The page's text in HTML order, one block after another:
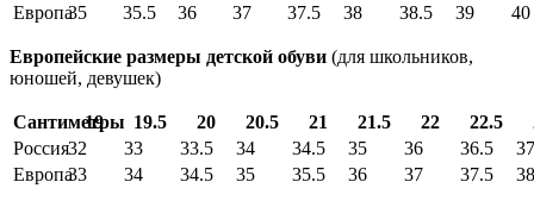
Европа35 35.5 36 37 37.5 38 38.5 39 40
Европейские размеры детской обуви (для школьников,
юношей, девушек)
Сантиметры
19 19.5 20 20.5 21 21.5 22 22.5
Россия32 33 33.5 34 34.5 35 36 36.5
37
Европа33 34 34.5 35 35.5 36 37 37.5 38